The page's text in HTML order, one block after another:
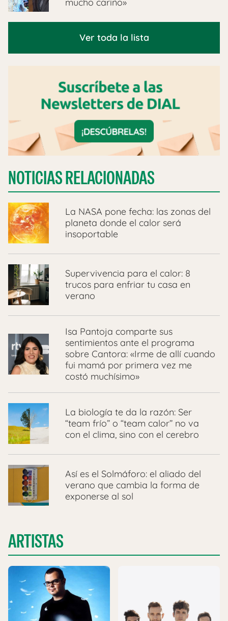
Ver toda la lista
NOTICIAS RELACIONADAS
La NASA pone fecha: las zonas del
planeta donde el calor será
insoportable
Supervivencia para el calor: 8
trucos para enfriar tu casa en
verano
Isa Pantoja comparte sus
sentimientos ante el programa
sobre Cantora: «Irme de allí cuando
fui mamá por primera vez me
costó muchísimo»
La biología te da la razón: Ser
“team frío” o “team calor” no va
con el clima, sino con el cerebro
Así es el Solmáforo: el aliado del
verano que cambia la forma de
exponerse al sol
ARTISTAS